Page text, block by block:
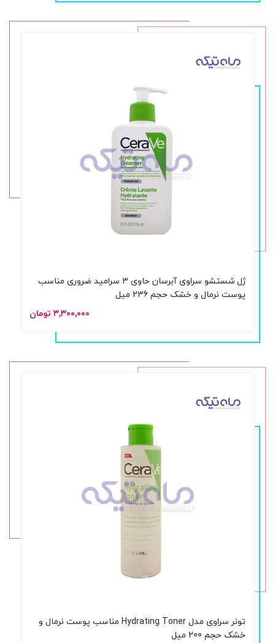
ژل شستشو سراوی آبرسان حاوی 3 سرامید ضروری مناسب
پوست نرمال و خشک حجم 236 میل
۳,۳۰۰,۰۰۰ تومان
تونر سراوی مدل Hydrating Toner مناسب پوست نرمال و
خشک حجم 200 میل